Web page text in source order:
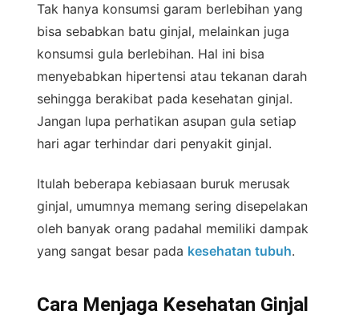
Tak hanya konsumsi garam berlebihan yang
bisa sebabkan batu ginjal, melainkan juga
konsumsi gula berlebihan. Hal ini bisa
menyebabkan hipertensi atau tekanan darah
sehingga berakibat pada kesehatan ginjal.
Jangan lupa perhatikan asupan gula setiap
hari agar terhindar dari penyakit ginjal.
Itulah beberapa kebiasaan buruk merusak
ginjal, umumnya memang sering disepelakan
oleh banyak orang padahal memiliki dampak
yang sangat besar pada kesehatan tubuh.
Cara Menjaga Kesehatan Ginjal